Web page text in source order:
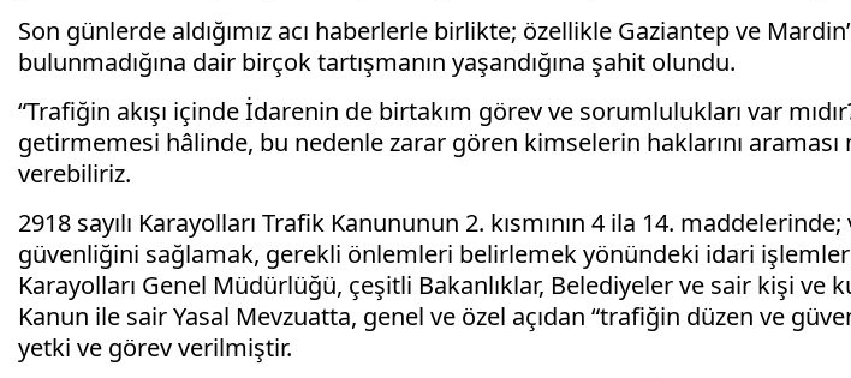
Son günlerde aldığımız acı haberlerle birlikte; özellikle Gaziantep ve
bulunmadığına dair birçok tartışmanın yaşandığına şahit olundu.
“Trafiğin akışı içinde İdarenin de birtakım görev ve sorumlulukları var
getirmemesi hâlinde, bu nedenle zarar gören kimselerin haklarını
verebiliriz.
2918 sayılı Karayolları Trafik Kanununun 2. kısmının 4 ila 14.
güvenliğini sağlamak, gerekli önlemleri belirlemek yönündeki idari
Karayolları Genel Müdürlüğü, çeşitli Bakanlıklar, Belediyeler ve sair kişi
Kanun ile sair Yasal Mevzuatta, genel ve özel açıdan “trafiğin düzen ve
yetki ve görev verilmiştir.